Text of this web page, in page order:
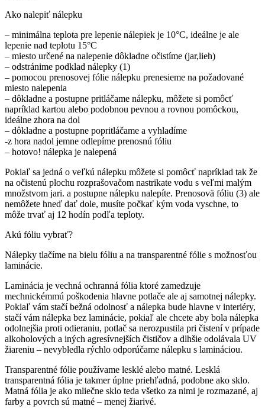
Ako nalepiť nálepku
– minimálna teplota pre lepenie nálepiek je 10°C, ideálne je ale
lepenie nad teplotu 15°C
– miesto určené na nalepenie dôkladne očistíme (jar,lieh)
– odstránime podklad nálepky (1)
– pomocou prenosovej fólie nálepku prenesieme na požadované
miesto nalepenia
– dôkladne a postupne pritláčame nálepku, môžete si pomôcť
napríklad kartou alebo podobnou pevnou a rovnou pomôckou,
ideálne zhora na dol
– dôkladne a postupne popritláčame a vyhladíme
-z hora nadol jemne odlepíme prenosnú fóliu
– hotovo! nálepka je nalepená
Pokiaľ sa jedná o veľkú nálepku môžete si pomôcť napríklad tak že
na očistenú plochu rozprašovačom nastrikate vodu s veľmi malým
množstvom jari. a postupne nálepku nalepíte. Prenosovä fóliu (3) ale
nemôžete hneď dať dole, musíte počkať kým voda vyschne, to
môže trvať aj 12 hodín podľa teploty.
Akú fóliu vybrať?
Nálepky tlačíme na bielu fóliu a na transparentné fólie s možnosťou
laminácie.
Laminácia je vechná ochranná fólia ktoré zamedzuje
mechnickémmú poškodenia hlavne potlače ale aj samotnej nálepky.
Pokiaľ vám stačí bežná odolnosť a nálepka bude hlavne v interiéry,
stačí vám nálepka bez laminácie, pokiaľ ale chcete aby bola nálepka
odolnejšia proti odieraniu, potlač sa nerozpustila pri čistení v prípade
alkoholových a iných agresívnejších čističov a dlhšie odolávala UV
žiareniu – nevybledla rýchlo odporúčame nálepku s lamináciou.
Transparentné fólie používame lesklé alebo matné. Lesklá
transparentná fólia je takmer úplne priehľadná, podobne ako sklo.
Matná fólia je ako mliečne sklo teda všetko za nimi je rozmazané, aj
farby a povrch sú matné – menej žiarivé.